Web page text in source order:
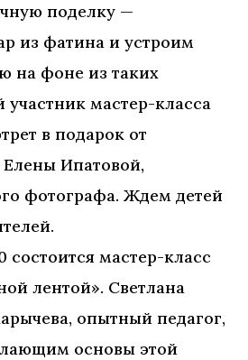
поделку —
из фатина и устроим
на фоне из таких
мастер-класса
в подарок от
Ипатовой,
фотографа. Ждем детей
состоится мастер-класс
лентой». Светлана
опытный педагог,
основы этой